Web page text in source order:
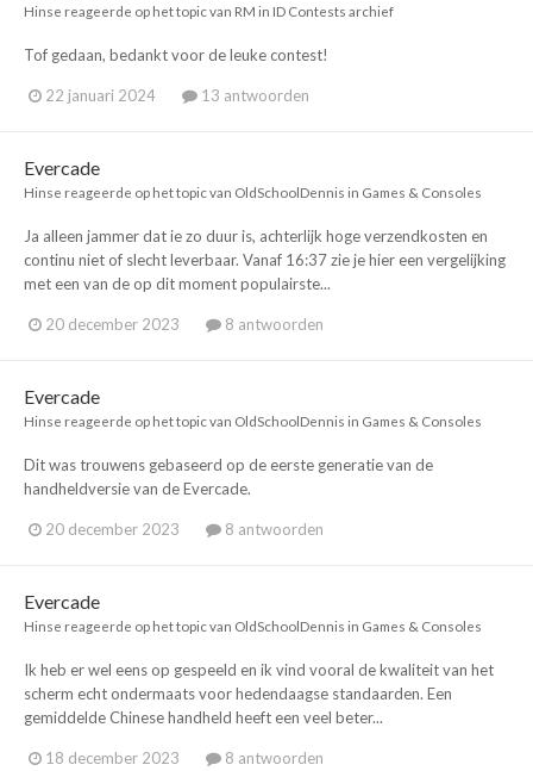
Hinse reageerde op het topic van RM in ID Contests archief
Tof gedaan, bedankt voor de leuke contest!
22 januari 2024 13 antwoorden
Evercade
Hinse reageerde op het topic van OldSchoolDennis in Games & Consoles
Ja alleen jammer dat ie zo duur is, achterlijk hoge verzendkosten en
continu niet of slecht leverbaar. Vanaf 16:37 zie je hier een vergelijking
met een van de op dit moment populairste...
20 december 2023 8 antwoorden
Evercade
Hinse reageerde op het topic van OldSchoolDennis in Games & Consoles
Dit was trouwens gebaseerd op de eerste generatie van de
handheldversie van de Evercade.
20 december 2023 8 antwoorden
Evercade
Hinse reageerde op het topic van OldSchoolDennis in Games & Consoles
Ik heb er wel eens op gespeeld en ik vind vooral de kwaliteit van het
scherm echt ondermaats voor hedendaagse standaarden. Een
gemiddelde Chinese handheld heeft een veel beter...
18 december 2023 8 antwoorden